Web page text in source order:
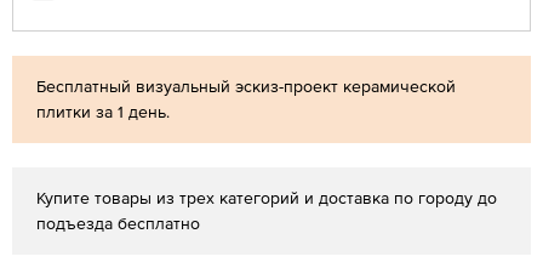
Бесплатный визуальный эскиз-проект керамической
плитки за 1 день.
Купите товары из трех категорий и доставка по городу до
подъезда бесплатно